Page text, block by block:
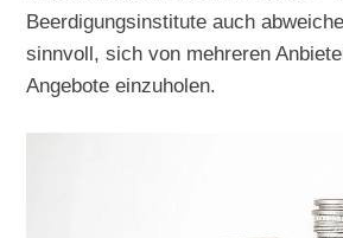
Beerdigungsinstitute auch
sinnvoll, sich von mehreren
Angebote einzuholen.